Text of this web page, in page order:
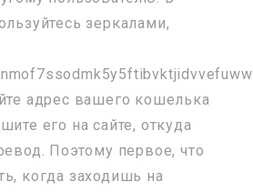
зеркалами,
адрес вашего кошелька
его на сайте, откуда
Поэтому первое, что
когда заходишь на